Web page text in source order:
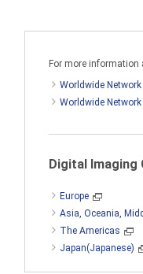
For more information
Worldwide Network
Worldwide
Digital Imaging
Europe
Asia, Oceania,
The Americas
Japan(Japanese)